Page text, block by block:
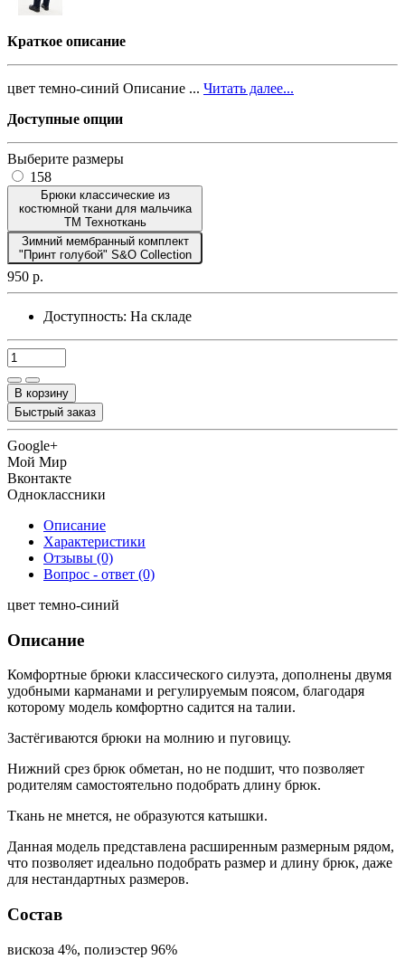
Краткое описание
цвет темно-синий Описание ... Читать далее...
Доступные опции
Выберите размеры
158
Брюки классические из
костюмной ткани для мальчика
ТМ Техноткань
Зимний мембранный комплект
"Принт голубой" S&O Collection
950 р.
Доступность: На складе
В корзину
Быстрый заказ
Google+
Мой Мир
Вконтакте
Одноклассники
Описание
Характеристики
Отзывы (0)
Вопрос - ответ (0)
цвет темно-синий
Описание
Комфортные брюки классического силуэта, дополнены двумя
удобными карманами и регулируемым поясом, благодаря
которому модель комфортно садится на талии.
Застёгиваются брюки на молнию и пуговицу.
Нижний срез брюк обметан, но не подшит, что позволяет
родителям самостоятельно подобрать длину брюк.
Ткань не мнется, не образуются катышки.
Данная модель представлена расширенным размерным рядом,
что позволяет идеально подобрать размер и длину брюк, даже
для нестандартных размеров.
Состав
вискоза 4%, полиэстер 96%